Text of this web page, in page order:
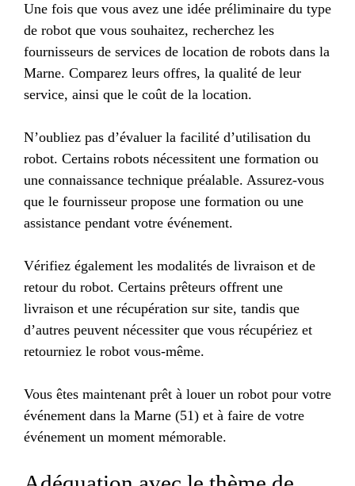
Une fois que vous avez une idée préliminaire du type
de robot que vous souhaitez, recherchez les
fournisseurs de services de location de robots dans la
Marne. Comparez leurs offres, la qualité de leur
service, ainsi que le coût de la location.
N’oubliez pas d’évaluer la facilité d’utilisation du
robot. Certains robots nécessitent une formation ou
une connaissance technique préalable. Assurez-vous
que le fournisseur propose une formation ou une
assistance pendant votre événement.
Vérifiez également les modalités de livraison et de
retour du robot. Certains prêteurs offrent une
livraison et une récupération sur site, tandis que
d’autres peuvent nécessiter que vous récupériez et
retourniez le robot vous-même.
Vous êtes maintenant prêt à louer un robot pour votre
événement dans la Marne (51) et à faire de votre
événement un moment mémorable.